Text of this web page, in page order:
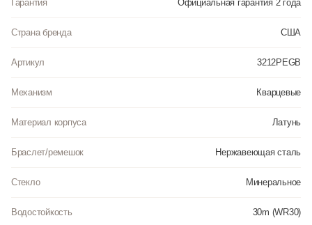
Гарантия Официальная гарантия 2 года
Страна бренда США
Артикул 3212PEGB
Механизм Кварцевые
Материал корпуса Латунь
Браслет/ремешок Нержавеющая сталь
Стекло Минеральное
Водостойкость 30m (WR30)